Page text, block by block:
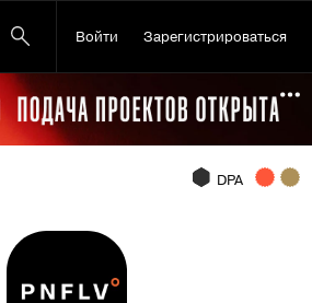
Войти Зарегистрироваться
DPA